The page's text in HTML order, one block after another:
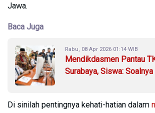
Jawa.
Baca Juga
Rabu, 08 Apr 2026 01:14 WIB
Mendikdasmen Pantau
Surabaya, Siswa:
Di sinilah pentingnya kehati-hatian dalam